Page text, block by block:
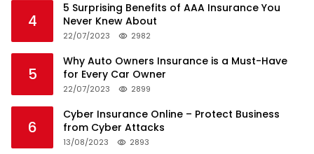
4
5 Surprising Benefits of AAA Insurance You
Never Knew About
22/07/2023 2982
5
Why Auto Owners Insurance is a Must-Have
for Every Car Owner
22/07/2023 2899
6
Cyber Insurance Online – Protect Business
from Cyber Attacks
13/08/2023 2893